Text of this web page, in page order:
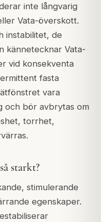
inte långvarig
Vata-överskott.
instabilitet, de
kännetecknar Vata-
vid konsekventa
fasta
vara
och bör avbrytas om
torrhet,
starkt?
stimulerande
egenskaper.